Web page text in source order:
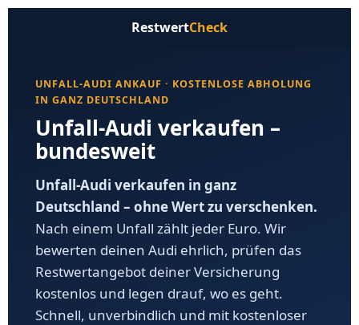
RestwertCheck
UNFALL-AUDI ANKAUF · KOSTENLOSE ABHOLUNG
IN GANZ DEUTSCHLAND
Unfall-Audi verkaufen –
bundesweit
Unfall-Audi verkaufen in ganz
Deutschland – ohne Wert zu verschenken.
Nach einem Unfall zählt jeder Euro. Wir
bewerten deinen Audi ehrlich, prüfen das
Restwertangebot deiner Versicherung
kostenlos und legen drauf, wo es geht.
Schnell, unverbindlich und mit kostenloser